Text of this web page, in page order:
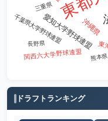
愛知大学野球連盟
沖縄県
東
関西六大学野球連盟
千葉県大学野球連盟
三重県
長野県
熊本県
ドラフトランキング